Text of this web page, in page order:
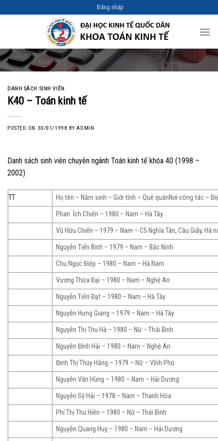
to
Đăng nhập
DANH SÁCH SINH VIÊN
K40 – Toán kinh tế
POSTED ON 30/01/1998 BYADMIN
Danh sách sinh viên chuyên ngành Toán kinh tế khóa 40 (1998 –
2002)
TT
Họ tên – Năm sinh – Giới tính – Quê quánNơi công tác –
Phan Ích Chiến – 1980 – Nam – Hà Tây
Vũ Hữu Chiến – 1979 – Nam – C5 Nghĩa Tân, Cầu Giấy, Hà
Nguyễn Tiến Bình – 1979 – Nam – Bắc Ninh
Chu Ngọc Điệp – 1980 – Nam – Hà Nam
Vương Thừa Đại – 1980 – Nam – Nghệ An
Nguyễn Tiến Đạt – 1980 – Nam – Hà Tây
Nguyễn Hưng Giang – 1979 – Nam – Hà Tây
Nguyễn Thị Thu Hà – 1980 – Nữ – Thái Bình
Nguyễn Đình Hải – 1980 – Nam – Nghệ An
Đinh Thị Thúy Hằng – 1979 – Nữ – Vĩnh Phú
Nguyễn Văn Hùng – 1980 – Nam – Hải Dương
Nguyễn Sỹ Hải – 1978 – Nam – Thanh Hóa
Phí Thị Thu Hiền – 1980 – Nữ – Thái Bình
Nguyễn Quang Huy – 1980 – Nam – Hải Dương